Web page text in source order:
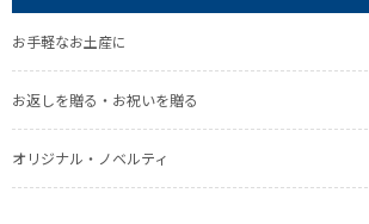
お手軽なお土産に
お返しを贈る・お祝いを贈る
オリジナル・ノベルティ